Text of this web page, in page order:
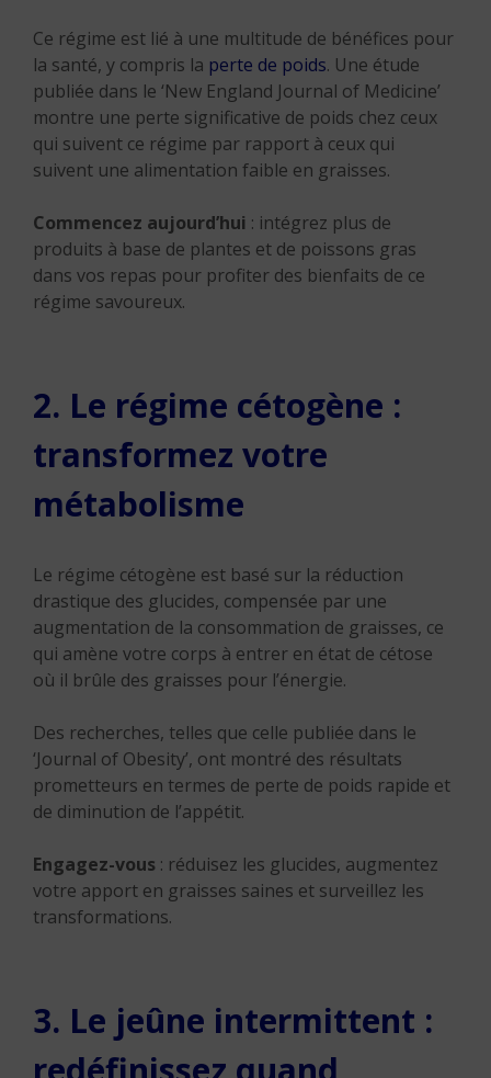
Ce régime est lié à une multitude de bénéfices pour
la santé, y compris la perte de poids. Une étude
publiée dans le ‘New England Journal of Medicine’
montre une perte significative de poids chez ceux
qui suivent ce régime par rapport à ceux qui
suivent une alimentation faible en graisses.
Commencez aujourd’hui : intégrez plus de
produits à base de plantes et de poissons gras
dans vos repas pour profiter des bienfaits de ce
régime savoureux.
2. Le régime cétogène :
transformez votre
métabolisme
Le régime cétogène est basé sur la réduction
drastique des glucides, compensée par une
augmentation de la consommation de graisses, ce
qui amène votre corps à entrer en état de cétose
où il brûle des graisses pour l’énergie.
Des recherches, telles que celle publiée dans le
‘Journal of Obesity’, ont montré des résultats
prometteurs en termes de perte de poids rapide et
de diminution de l’appétit.
Engagez-vous : réduisez les glucides, augmentez
votre apport en graisses saines et surveillez les
transformations.
3. Le jeûne intermittent :